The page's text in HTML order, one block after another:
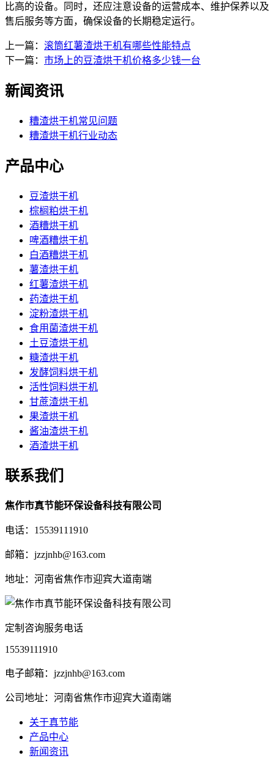
比高的设备。同时，还应注意设备的运营成本、维护保养以及
售后服务等方面，确保设备的长期稳定运行。
上一篇： 滚筒红薯渣烘干机有哪些性能特点
下一篇： 市场上的豆渣烘干机价格多少钱一台
新闻资讯
糟渣烘干机常见问题
糟渣烘干机行业动态
产品中心
豆渣烘干机
棕榈粕烘干机
酒糟烘干机
啤酒糟烘干机
白酒糟烘干机
薯渣烘干机
红薯渣烘干机
药渣烘干机
淀粉渣烘干机
食用菌渣烘干机
土豆渣烘干机
糖渣烘干机
发酵饲料烘干机
活性饲料烘干机
甘蔗渣烘干机
果渣烘干机
酱油渣烘干机
酒渣烘干机
联系我们
焦作市真节能环保设备科技有限公司
电话：15539111910
邮箱：jzzjnhb@163.com
地址：河南省焦作市迎宾大道南端
定制咨询服务电话
15539111910
电子邮箱：jzzjnhb@163.com
公司地址：河南省焦作市迎宾大道南端
关于真节能
产品中心
新闻资讯